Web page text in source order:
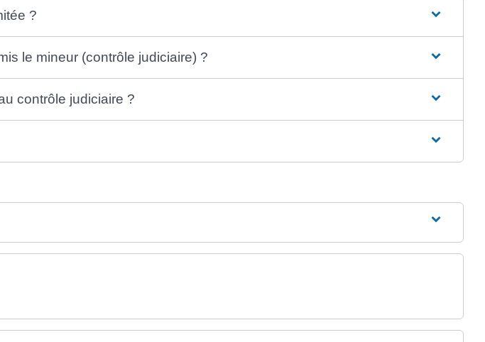
?
le mineur (contrôle judiciaire) ?
contrôle judiciaire ?